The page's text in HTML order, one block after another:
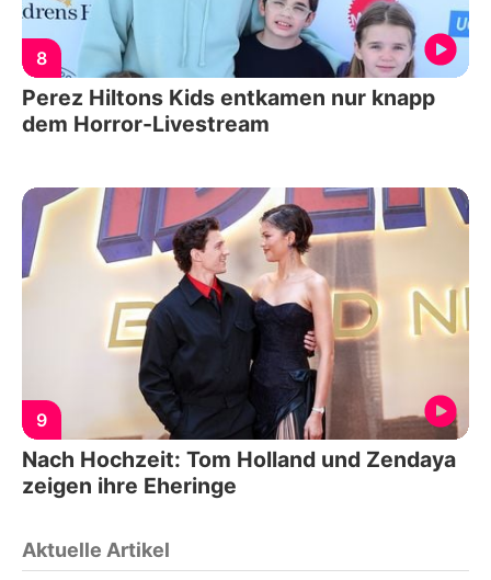
8
Perez Hiltons Kids entkamen nur knapp
dem Horror-Livestream
9
Nach Hochzeit: Tom Holland und Zendaya
zeigen ihre Eheringe
Aktuelle Artikel